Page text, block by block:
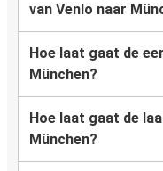
van Venlo naar
Hoe laat gaat de
München?
Hoe laat gaat de
München?